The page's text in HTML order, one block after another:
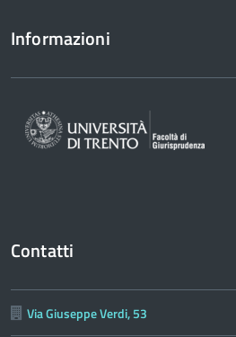
Informazioni
Contatti
Via Giuseppe Verdi, 53